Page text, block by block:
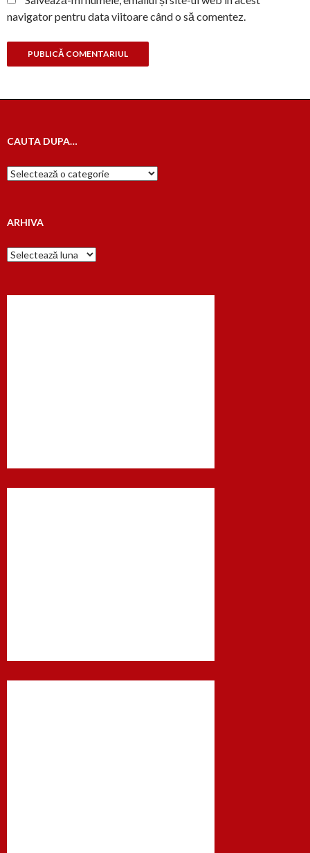
navigator pentru data viitoare când o să comentez.
CAUTA DUPA…
Cauta
dupa…
ARHIVA
Arhiva